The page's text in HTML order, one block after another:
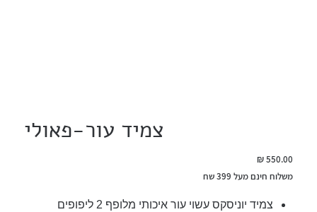
צמיד עור-פאולי
מחיר
משלוח חינם מעל 399 שח
צמיד יוניסקס עשוי עור איכותי מלופף 2 ליפופים